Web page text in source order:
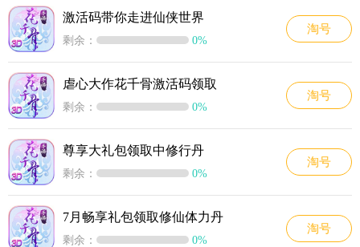
激活码带你走进仙侠世界
剩余： 0%
淘号
虐心大作花千骨激活码领取
剩余： 0%
淘号
尊享大礼包领取中修行丹
剩余： 0%
淘号
7月畅享礼包领取修仙体力丹
剩余： 0%
淘号